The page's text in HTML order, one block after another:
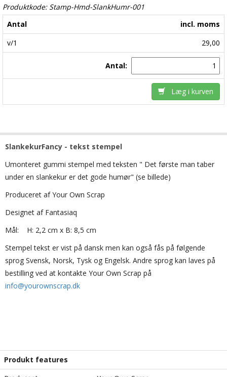
Produktkode: Stamp-Hmd-SlankHumr-001
Antal
incl. moms
v/1
29,00
Antal:
Læg i kurven
SlankekurFancy - tekst stempel
Umonteret gummi stempel med teksten " Det første man taber
under en slankekur er det gode humør" (se billede)
Produceret af Your Own Scrap
Designet af Fantasiaq
Mål: H: 2,2 cm x B: 8,5 cm
Stempel tekst er vist på dansk men kan også fås på følgende
sprog Svensk, Norsk, Tysk og Engelsk. Andre sprog kan laves på
bestilling ved at kontakte Your Own Scrap på
info@yourownscrap.dk
Produkt features